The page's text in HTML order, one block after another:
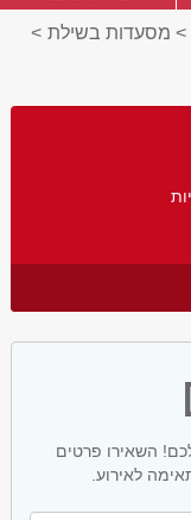
> מסעדות בשילת >
השאירו פרטים
לאירוע.